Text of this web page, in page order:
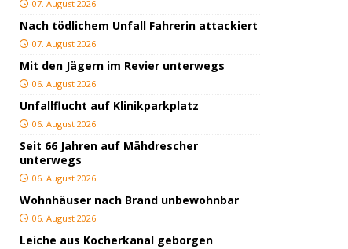
07. August 2026
Nach tödlichem Unfall Fahrerin attackiert
07. August 2026
Mit den Jägern im Revier unterwegs
06. August 2026
Unfallflucht auf Klinikparkplatz
06. August 2026
Seit 66 Jahren auf Mähdrescher
unterwegs
06. August 2026
Wohnhäuser nach Brand unbewohnbar
06. August 2026
Leiche aus Kocherkanal geborgen